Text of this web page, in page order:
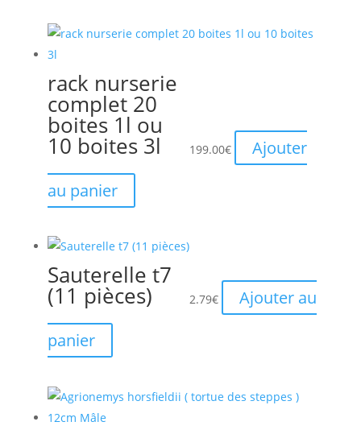
rack nurserie
complet 20
boites 1l ou
10 boites 3l 199.00€
Ajouter
au panier
Sauterelle t7
(11 pièces) 2.79€
Ajouter au
panier